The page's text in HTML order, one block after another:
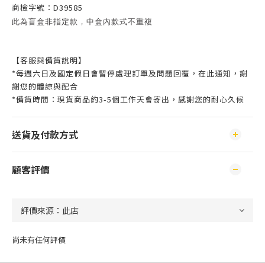
商檢字號：D39585
此為盲盒非指定款，中盒內款式不重複
【客服與備貨說明】
*每週六日及國定假日會暫停處理訂單及問題回覆，在此通知，謝
謝您的體諒與配合
*備貨時間：現貨商品約3-5個工作天會寄出，感謝您的耐心久候
送貨及付款方式
顧客評價
尚未有任何評價